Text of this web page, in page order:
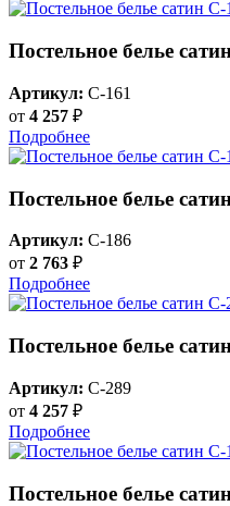
Постельное белье
Артикул: C-161
от 4 257 ₽
Подробнее
Постельное белье
Артикул: C-186
от 2 763 ₽
Подробнее
Постельное белье
Артикул: C-289
от 4 257 ₽
Подробнее
Постельное белье